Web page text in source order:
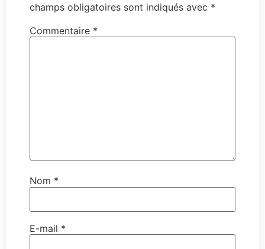
champs obligatoires sont indiqués avec *
Commentaire *
Nom *
E-mail *